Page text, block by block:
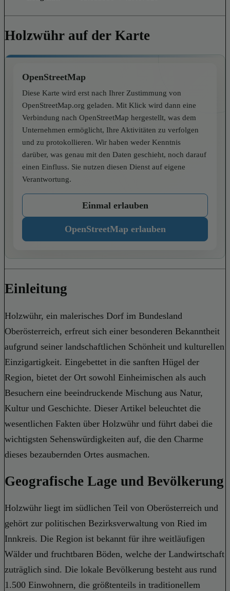
Holzwühr auf der Karte
OpenStreetMap
Diese Karte wird erst nach Ihrer Zustimmung von
OpenStreetMap.org geladen. Mit Klick wird dann eine
Verbindung nach OpenStreetMap hergestellt, was dem
Unternehmen ermöglicht, Ihre Aktivitäten zu verfolgen
und zu protokollieren. Wir haben weder Kenntnis
darüber, was genau mit den Daten geschieht, noch darauf
einen Einfluss. Sie nutzen diesen Dienst auf eigene
Verantwortung.
Einmal erlauben
OpenStreetMap erlauben
Einleitung
Holzwühr, ein malerisches Dorf im Bundesland
Oberösterreich, erfreut sich einer besonderen Bekanntheit
aufgrund seiner landschaftlichen Schönheit und kulturellen
Einzigartigkeit. Eingebettet in die sanften Hügel der
Region, bietet der Ort sowohl Einheimischen als auch
Besuchern eine beeindruckende Mischung aus Natur,
Kultur und Geschichte. Dieser Artikel beleuchtet die
wesentlichen Fakten über Holzwühr und führt dabei die
wichtigsten Sehenswürdigkeiten auf, die den Charme
dieses bezaubernden Ortes ausmachen.
Geografische Lage und Bevölkerung
Holzwühr liegt im südlichen Teil von Oberösterreich und
gehört zur politischen Bezirksverwaltung von Ried im
Innkreis. Die Region ist bekannt für ihre weitläufigen
Wälder und fruchtbaren Böden, welche der Landwirtschaft
zuträglich sind. Die lokale Bevölkerung besteht aus rund
1.500 Einwohnern, die größtenteils in traditionellem